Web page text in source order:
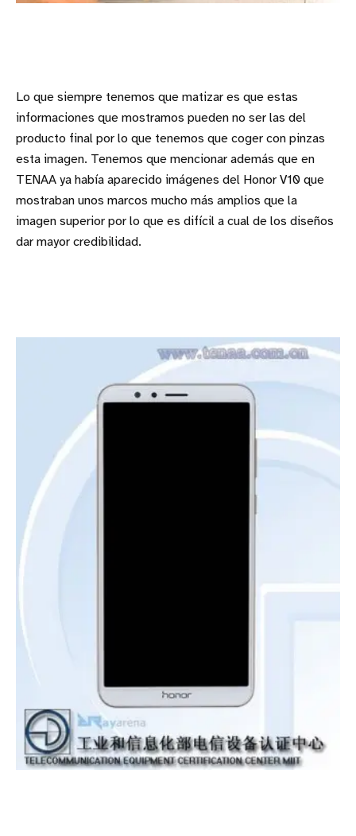
Lo que siempre tenemos que matizar es que estas
informaciones que mostramos pueden no ser las del
producto final por lo que tenemos que coger con pinzas
esta imagen. Tenemos que mencionar además que en
TENAA ya había aparecido imágenes del Honor V10 que
mostraban unos marcos mucho más amplios que la
imagen superior por lo que es difícil a cual de los diseños
dar mayor credibilidad.